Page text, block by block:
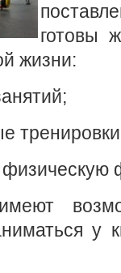
готовы
жизни:
физическую
у